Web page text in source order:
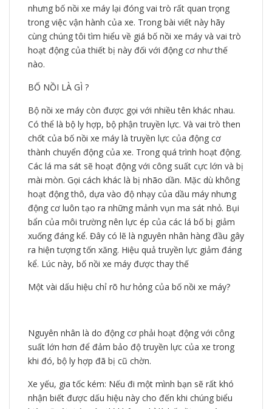
nhưng bố nồi xe máy lại đóng vai trò rất quan trọng
trong việc vận hành của xe. Trong bài viết này hãy
cùng chúng tôi tìm hiểu về giá bố nồi xe máy và vai trò
hoạt động của thiết bị này đối với động cơ như thế
nào.
BỐ NỒI LÀ GÌ ?
Bộ nồi xe máy còn được gọi với nhiều tên khác nhau.
Có thể là bộ ly hợp, bộ phận truyền lực. Và vai trò then
chốt của bố nồi xe máy là truyền lực của động cơ
thành chuyển động của xe. Trong quá trình hoạt động.
Các lá ma sát sẽ hoạt động với công suất cực lớn và bị
mài mòn. Gọi cách khác là bị nhão dần. Mặc dù không
hoạt động thô, dựa vào độ nhạy của dầu máy nhưng
động cơ luôn tạo ra những mảnh vụn ma sát nhỏ. Bụi
bẩn của môi trường nên lực ép của các lá bố bị giảm
xuống đáng kể. Đây có lẽ là nguyên nhân hàng đầu gây
ra hiện tượng tốn xăng. Hiệu quả truyền lực giảm đáng
kể. Lúc này, bố nồi xe máy được thay thế
Một vài dấu hiệu chỉ rõ hư hỏng của bố nồi xe máy?
Nguyên nhân là do động cơ phải hoạt động với công
suất lớn hơn để đảm bảo độ truyền lực của xe trong
khi đó, bộ ly hợp đã bị cũ chờn.
Xe yếu, gia tốc kém: Nếu đi một mình bạn sẽ rất khó
nhận biết được dấu hiệu này cho đến khi chúng biểu